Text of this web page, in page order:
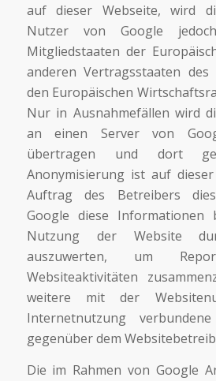
auf dieser Webseite, wird
Nutzer von Google
Mitgliedstaaten der
anderen Vertragsstaaten
den Europäischen
Nur in Ausnahmefällen wird
an einen Server von
übertragen und dort
Anonymisierung ist auf
Auftrag des Betreibers
Google diese Informationen
Nutzung der Website
auszuwerten, um
Websiteaktivitäten
weitere mit der
Internetnutzung
gegenüber dem
Die im Rahmen von Google